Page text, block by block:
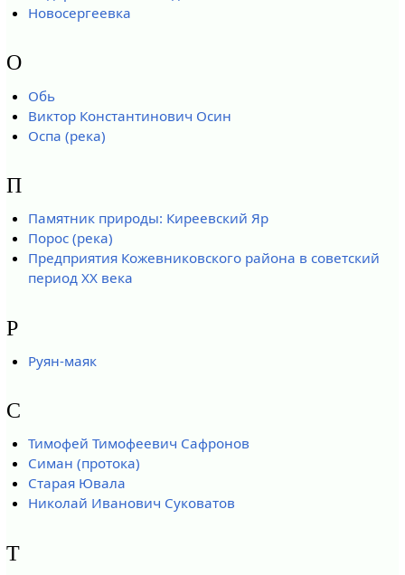
Новосергеевка
О
Обь
Виктор Константинович Осин
Оспа (река)
П
Памятник природы: Киреевский Яр
Порос (река)
Предприятия Кожевниковского района в советский
период XX века
Р
Руян-маяк
С
Тимофей Тимофеевич Сафронов
Симан (протока)
Старая Ювала
Николай Иванович Суковатов
Т